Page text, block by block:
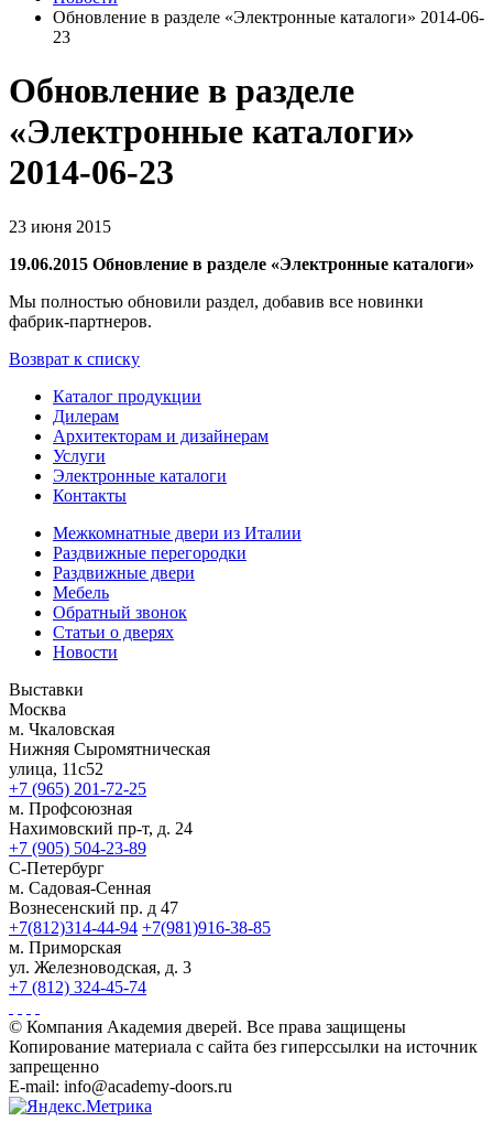
Обновление в разделе «Электронные каталоги» 2014-06-
23
Обновление в разделе
«Электронные каталоги»
2014-06-23
23 июня 2015
19.06.2015 Обновление в разделе «Электронные каталоги»
Мы полностью обновили раздел, добавив все новинки
фабрик-партнеров.
Возврат к списку
Каталог продукции
Дилерам
Архитекторам и дизайнерам
Услуги
Электронные каталоги
Контакты
Межкомнатные двери из Италии
Раздвижные перегородки
Раздвижные двери
Мебель
Обратный звонок
Статьи о дверях
Новости
Выставки
Москва
м. Чкаловская
Нижняя Сыромятническая
улица, 11с52
+7 (965) 201-72-25
м. Профсоюзная
Нахимовский пр-т, д. 24
+7 (905) 504-23-89
С-Петербург
м. Садовая-Сенная
Вознесенский пр. д 47
+7(812)314-44-94 +7(981)916-38-85
м. Приморская
ул. Железноводская, д. 3
+7 (812) 324-45-74
© Компания Академия дверей. Все права защищены
Копирование материала с сайта без гиперссылки на источник
запрещенно
E-mail: info@academy-doors.ru